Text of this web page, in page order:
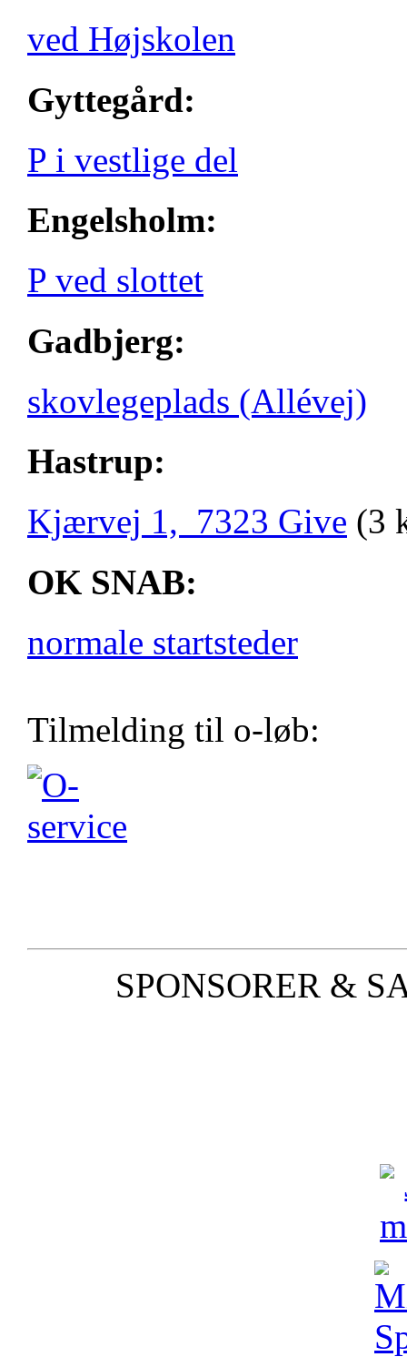
ved Højskolen
Gyttegård:
P i vestlige del
Engelsholm:
P ved slottet
Gadbjerg:
skovlegeplads (Allévej)
Hastrup:
Kjærvej 1, 7323 Give (3
OK SNAB:
normale startsteder
Tilmelding til o-løb:
SPONSORER &